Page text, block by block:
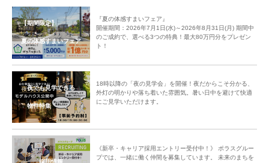
【期間限定】
夏の体感すまいフェア
『夏の体感すまいフェア』
開催期間：2026年7月1日(水)～2026年8月31日(月) 期間中
のご成約で、選べる3つの特典！最大80万円分をプレゼン
ト！
夜でも見学できる
物件特集
18時以降の「夜の見学会」を開催！夜だからこそ分かる、
外灯の明かりや落ち着いた雰囲気。暑い日中を避けて快適
にご見学いただけます。
採用情報
《新卒・キャリア採用エントリー受付中！》 ポラスグルー
プでは、一緒に働く仲間を募集しています。 未来のまちを